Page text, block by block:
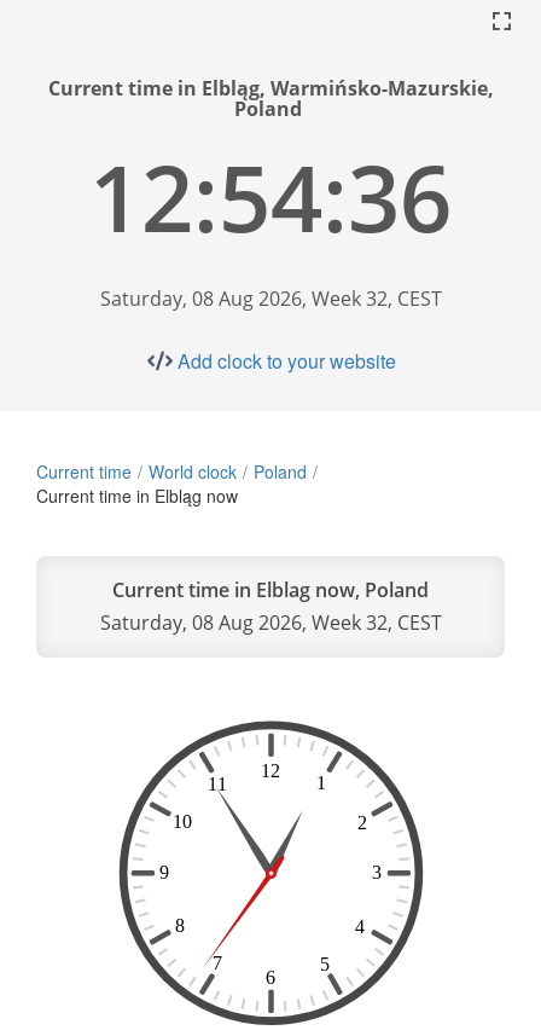
Current time in Elbląg, Warmińsko-Mazurskie,
Poland
12:54:37
Saturday, 08 Aug 2026, Week 32, CEST
Add clock to your website
Current time World clock
Poland
Current time in Elbląg now
Current time in Elblag now, Poland
Saturday, 08 Aug 2026, Week 32, CEST